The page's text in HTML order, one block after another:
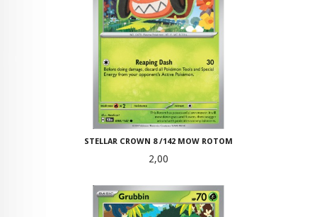
STELLAR CROWN 8 /142 MOW ROTOM
Pris
2,00